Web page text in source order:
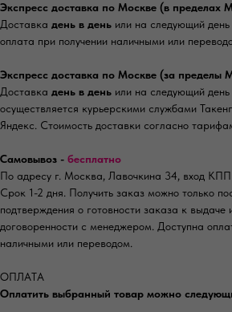
Экспресс доставка по Москве (в пределах
Доставка день в день или на следующий
оплата при получении наличными или
Экспресс доставка по Москве (за пределы
Доставка день в день или на следующий
осуществляется курьерскими службами
Яндекс. Стоимость доставки согласно
Самовывоз - бесплатно
По адресу г. Москва, Лавочкина 34, вход
Срок 1-2 дня. Получить заказ можно только
подтверждения о готовности заказа к выдаче
договоренности с менеджером. Доступна
наличными или переводом.
ОПЛАТА
Оплатить выбранный товар можно